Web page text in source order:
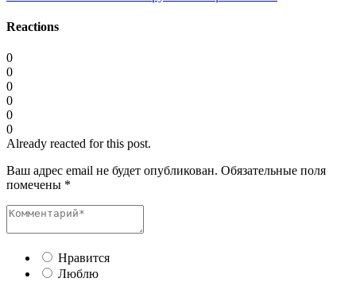
Reactions
0
0
0
0
0
0
Already reacted for this post.
Ваш адрес email не будет опубликован. Обязательные поля
помечены *
Нравится
Люблю